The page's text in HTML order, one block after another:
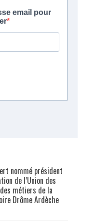
nommé président
de l’Union des
métiers de la
Drôme Ardèche